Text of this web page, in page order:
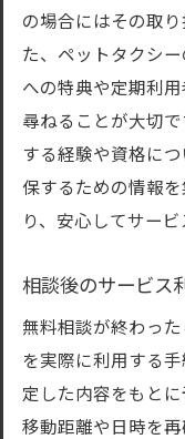
の場合にはその取
た、ペットタクシ
への特典や定期利
尋ねることが大切
する経験や資格に
保するための情報
り、安心してサー
相談後のサービス
無料相談が終わっ
を実際に利用する
定した内容をもと
移動距離や日時を